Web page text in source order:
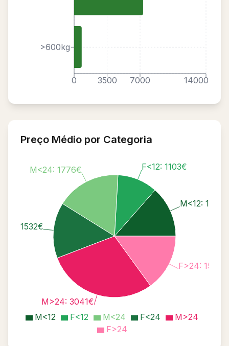
0 3500 7000 14000
>600kg
Preço Médio por Categoria
M<12:
F<12: 1103€
M<24: 1776€
1532€
M>24: 3041€
F>24: 1564€
M<12 F<12 M<24 F<24
M>24
F>24